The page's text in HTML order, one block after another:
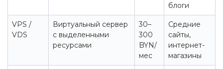
блоги
VPS /
VDS
Виртуальный сервер
с выделенными
ресурсами
30–
300
BYN/
мес
Средние
сайты,
интернет-
магазины